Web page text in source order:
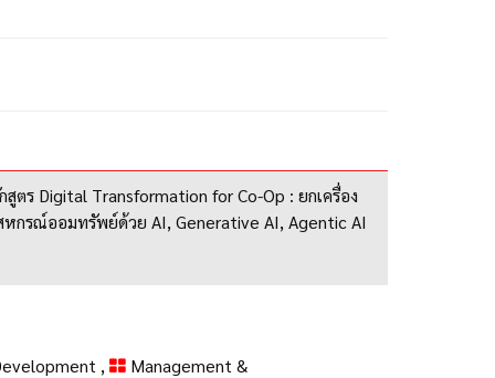
ตร Digital Transformation for Co-Op : ยกเครื่อง
กรณ์ออมทรัพย์ด้วย AI, Generative AI, Agentic AI
, Management &